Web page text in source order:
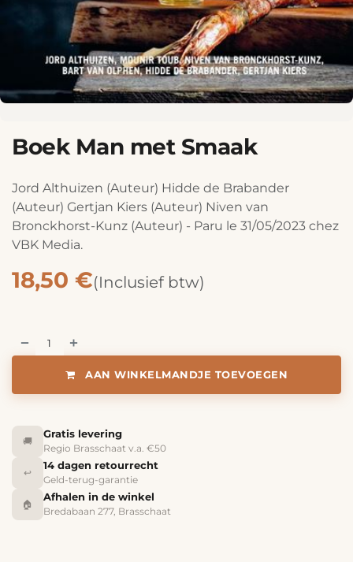
Boek Man met Smaak
Jord Althuizen (Auteur) Hidde de Brabander
(Auteur) Gertjan Kiers (Auteur) Niven van
Bronckhorst-Kunz (Auteur) - Paru le 31/05/2023 chez
VBK Media.
18,50 €(Inclusief btw)
AAN WINKELMANDJE TOEVOEGEN
🚚
Gratis levering
Regio Brasschaat v.a. €50
↩️
14 dagen retourrecht
Geld-terug-garantie
🏠
Afhalen in de winkel
Bredabaan 277, Brasschaat